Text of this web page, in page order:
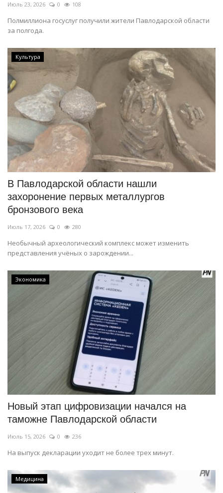
РАЗВЛЕЧЕНИЯ
OFFICIAL
Курултай
Язык
Қазақша Русский
Июль 23, 2026 0 108
Полмиллиона госуслуг получили жители Павлодарской области
за полгода.
Культура
В Павлодарской области нашли
захоронение первых металлургов
бронзового века
Июль 17, 2026 0 280
Необычный археологический комплекс может изменить
представления учёных о зарождении...
Экономика
Новый этап цифровизации начался на
таможне Павлодарской области
Июль 15, 2026 0 236
На выпуск декларации уходит не более трех минут.
Медицина